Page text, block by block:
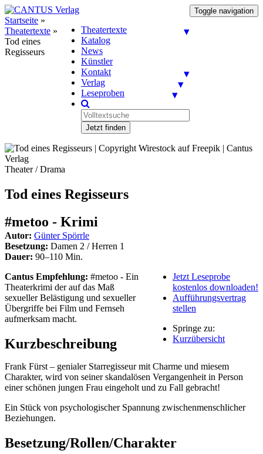
Toggle navigation
Theatertexte
Katalog
News
Künstler
Kontakt
Verlag
Leseproben
Jetzt finden
Startseite »
Theatertexte »
Tod eines
Regisseurs
Theater / Drama
Tod eines Regisseurs
#metoo - Krimi
Autor: Günter Spörrle
Besetzung: Damen 2 / Herren 1
Dauer: 90–110 Min.
Jetzt Leseprobe
kostenlos downloaden!
Aufführungsvertrag
stellen
Springe zu:
Kurzübersicht
Cantus Empfehlung: #metoo - Ein
Theaterkrimi der auf das Maß
sexueller Belästigung und sexueller
Übergriffe bei Film und Fernseh
aufmerksam macht.
Kurzbeschreibung
Frank Fürst – genialer Starregisseur mit Charme und miesem
Charakter, wird von seiner skandalösen Vergangenheit in Person
einer schönen jungen Frau eingeholt und zu Fall gebracht!
Ein Stück von psychologischer Spannung zwischenmenschlicher
Beziehungen.
Besetzung/Rollen/Charakter